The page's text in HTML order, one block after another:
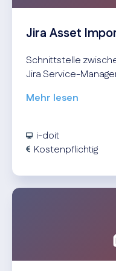
Jira Asset
Schnittstelle
Jira Service-
Mehr lesen
i-doit
Kostenpflichtig